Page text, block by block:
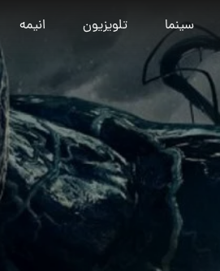
سینما تلویزیون انیمه